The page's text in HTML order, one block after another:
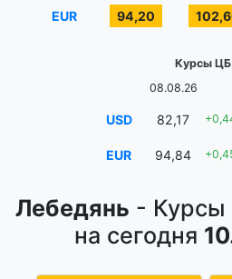
Лебедянь - Курсы
на сегодня
EUR 94,20
Курсы ЦБ
08.08.26
USD 82,17
EUR 94,84